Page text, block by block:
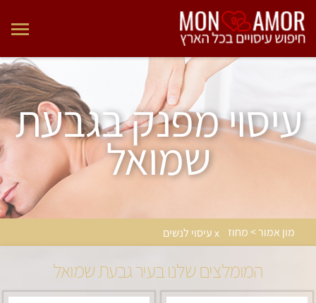
עיסוי מפנק בגבעת
שמואל
מון אמור > מחוז x עיסוי לנשים
המומלצים שלנו בעיר גבעת שמואל